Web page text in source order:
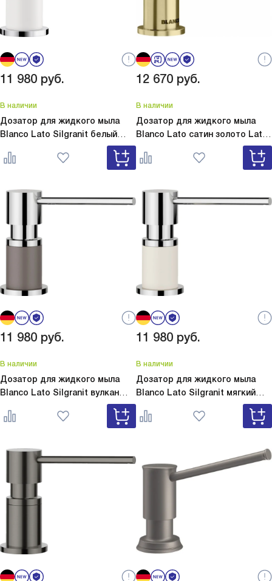
11 980 руб.
В наличии
Дозатор для жидкого мыла
Blanco Lato Silgranit белый
Lato Silgranit белый 525814
12 670 руб.
В наличии
Дозатор для жидкого мыла
Blanco Lato сатин золото Lato
11 980 руб.
В наличии
Дозатор для жидкого мыла
Blanco Lato Silgranit вулкан
Lato Silgranit вулкан
серый 526954
11 980 руб.
В наличии
Дозатор для жидкого мыла
Blanco Lato Silgranit мягкий
Lato Silgranit мягкий
белый 526955